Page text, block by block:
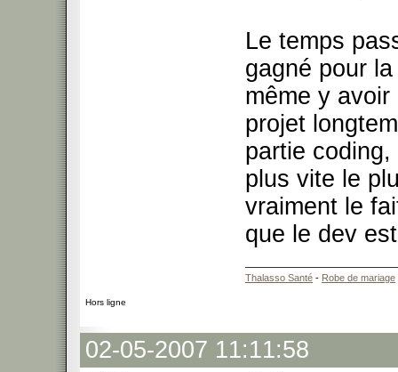
Le temps
gagné pour
même y
projet
partie
plus vite le
vraiment le
que le dev
Thalasso Santé - Robe de mariage
Hors ligne
02-05-2007 11:11:58